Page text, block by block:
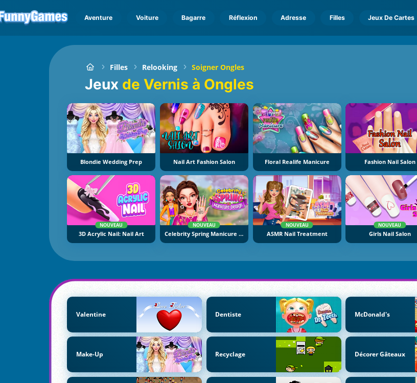
Aventure Voiture Bagarre Réflexion Adresse Filles Jeux De Cartes
Filles Relooking Soigner Ongles
Jeux de Vernis à Ongles
Blondie Wedding Prep Nail Art Fashion Salon Floral Realife Manicure Fashion Nail Salon
NOUVEAU
3D Acrylic Nail: Nail Art
NOUVEAU
Celebrity Spring Manicure Design
NOUVEAU
ASMR Nail Treatment
NOUVEAU
Girls Nail Salon
Valentine Dentiste McDonald's
Make-Up Recyclage Décorer Gâteaux